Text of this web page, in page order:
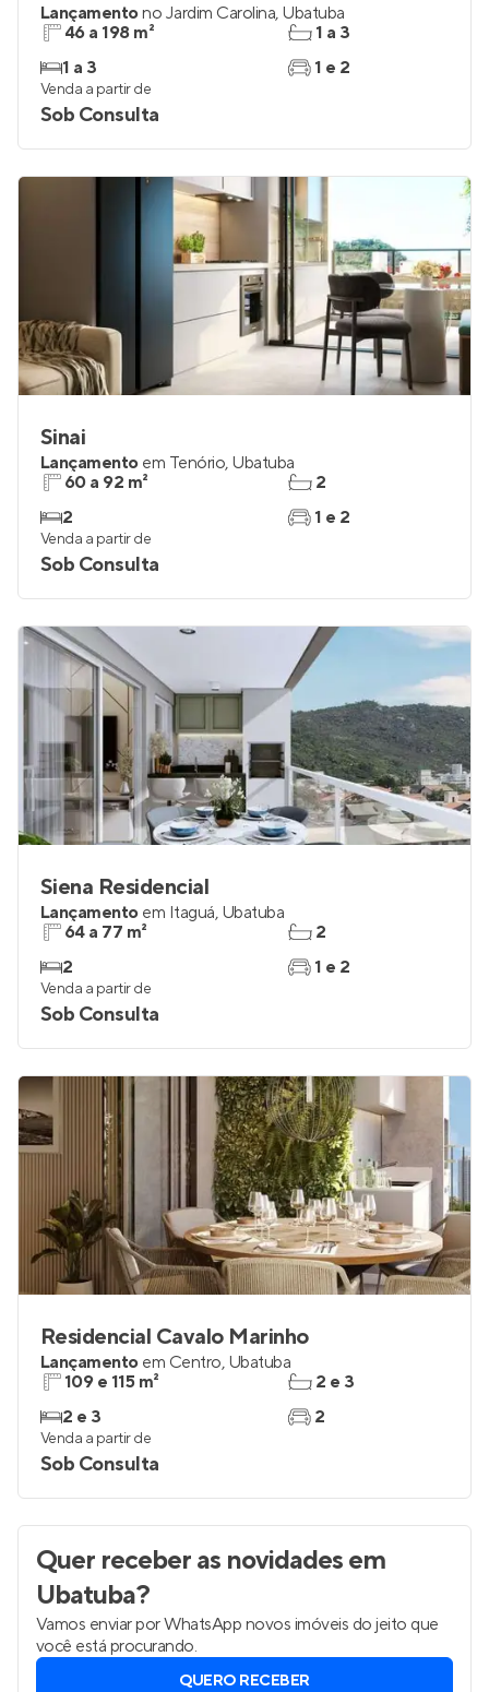
Lançamentono Jardim Carolina, Ubatuba
46 a 198 m²
1 a 3
1 a 3
1 e 2
Venda a partir de
Sob Consulta
Sinai
Lançamento em Tenório, Ubatuba
60 a 92 m²
2
2
1 e 2
Venda a partir de
Sob Consulta
Siena Residencial
Lançamento em Itaguá, Ubatuba
64 a 77 m²
2
2
1 e 2
Venda a partir de
Sob Consulta
Residencial Cavalo Marinho
Lançamento em Centro, Ubatuba
109 e 115 m²
2 e 3
2 e 3
2
Venda a partir de
Sob Consulta
Quer receber as novidadesem
Ubatuba?
Vamos enviar por WhatsApp novos imóveis do jeito que
você está procurando.
QUERO RECEBER